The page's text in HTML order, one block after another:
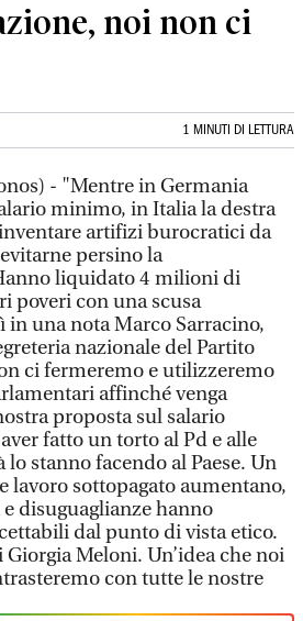
noi non ci
1 MINUTI DI LETTURA
- "Mentre in Germania
minimo, in Italia la destra
artifizi burocratici da
persino la
liquidato 4 milioni di
poveri con una scusa
in una nota Marco Sarracino,
nazionale del Partito
ci fermeremo e utilizzeremo
affinché venga
proposta sul salario
fatto un torto al Pd e alle
stanno facendo al Paese. Un
lavoro sottopagato aumentano,
disuguaglianze hanno
dal punto di vista etico.
Giorgia Meloni. Un’idea che noi
con tutte le nostre